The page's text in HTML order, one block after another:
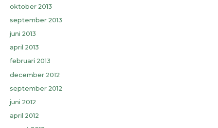
oktober 2013
september 2013
juni 2013
april 2013
februari 2013
december 2012
september 2012
juni 2012
april 2012